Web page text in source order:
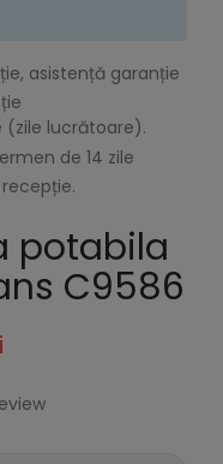
asistență garanție
(zile lucrătoare).
de 14 zile
potabila
C9586